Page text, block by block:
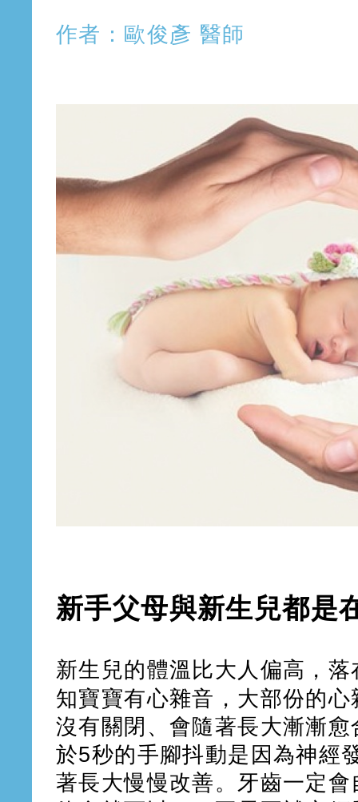
作者：歐俊彥 醫師
新手父母與新生兒都是
新生兒的體溫比大人偏高，
知寶寶有心雜音，大部份的
沒有關閉、會隨著長大漸漸
於5秒的手腳抖動是因為神經
著長大慢慢改善。牙齒一定